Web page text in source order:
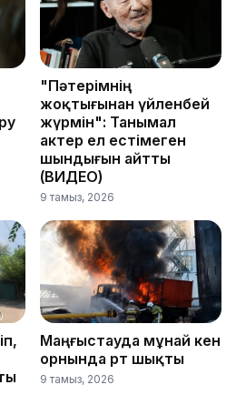
"Пәтерімнің
жоқтығынан үйленбей
жүрмін": Танымал
актер ел естімеген
шындығын айтты
(ВИДЕО)
9 тамыз, 2026
Маңғыстауда мұнай кен
орнында өрт шықты
9 тамыз, 2026